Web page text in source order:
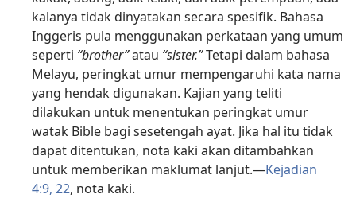
kalanya tidak dinyatakan secara spesifik. Bahasa
Inggeris pula menggunakan perkataan yang umum
seperti “brother”atau “sister.”Tetapi dalam bahasa
Melayu, peringkat umur mempengaruhi kata nama
yang hendak digunakan. Kajian yang teliti
dilakukan untuk menentukan peringkat umur
watak Bible bagi sesetengah ayat. Jika hal itu tidak
dapat ditentukan, nota kaki akan ditambahkan
untuk memberikan maklumat lanjut.—Kejadian
4:9, 22, nota kaki.